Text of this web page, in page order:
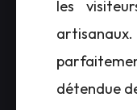
les
détendue